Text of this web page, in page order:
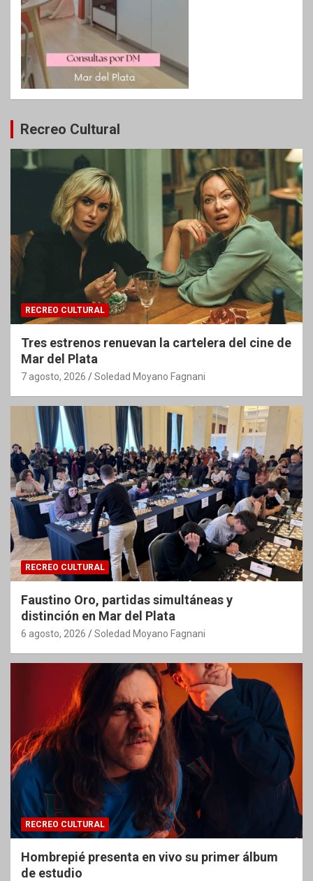
Recreo Cultural
RECREO CULTURAL
Tres estrenos renuevan la cartelera del cine de
Mar del Plata
7 agosto, 2026 Soledad Moyano Fagnani
RECREO CULTURAL
Faustino Oro, partidas simultáneas y
distinción en Mar del Plata
6 agosto, 2026 Soledad Moyano Fagnani
RECREO CULTURAL
Hombrepié presenta en vivo su primer álbum
de estudio